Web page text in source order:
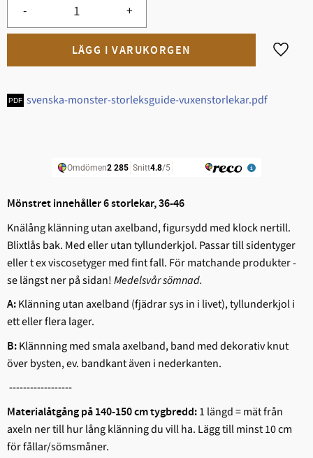
+
-
Lägg
svenska-monster-storleksguide-vuxenstorlekar.pdf
Mönstret innehåller 6 storlekar, 36-46
Knälång klänning utan axelband, figursydd med klock nertill.
Blixtlås bak. Med eller utan tyllunderkjol. Passar till sidentyger
eller t ex viscosetyger med fint fall. För matchande produkter -
se längst ner på sidan!Medelsvår sömnad.
A:Klänning utan axelband (fjädrar sys in i livet), tyllunderkjol i
ett eller flera lager.
B:Klännning med smala axelband, band med dekorativ knut
över bysten, ev. bandkant även i nederkanten.
------------------
Materialåtgång på 140-150 cm tygbredd:1 längd = mät från
axeln ner till hur lång klänning du vill ha. Lägg till minst 10 cm
för fållar/sömsmåner.